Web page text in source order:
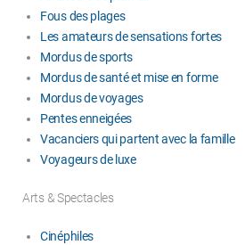
Fous des plages
Les amateurs de sensations fortes
Mordus de sports
Mordus de santé et mise en forme
Mordus de voyages
Pentes enneigées
Vacanciers qui partent avec la famille
Voyageurs de luxe
Arts & Spectacles
Cinéphiles